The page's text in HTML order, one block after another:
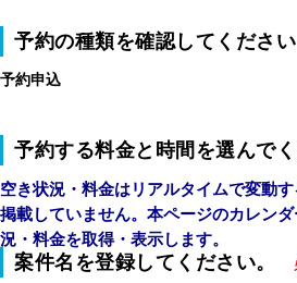
予約の種類を確認してください
予約申込
予約する料金と時間を選んでく
空き状況・料金はリアルタイムで変動
掲載していません。本ページのカレン
況・料金を取得・表示します。
案件名を登録してください。